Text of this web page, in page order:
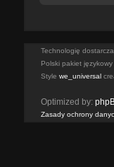
Technologię dostarcza
Polski pakiet
Style we_universal
Optimized by:
Zasady ochrony